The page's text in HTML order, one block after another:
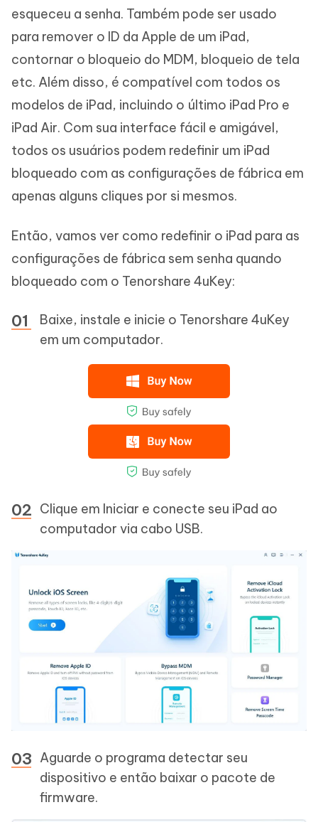
esqueceu a senha. Também pode ser usado
para remover o ID da Apple de um iPad,
contornar o bloqueio do MDM, bloqueio de tela
etc. Além disso, é compatível com todos os
modelos de iPad, incluindo o último iPad Pro e
iPad Air. Com sua interface fácil e amigável,
todos os usuários podem redefinir um iPad
bloqueado com as configurações de fábrica em
apenas alguns cliques por si mesmos.
Então, vamos ver como redefinir o iPad para as
configurações de fábrica sem senha quando
bloqueado com o Tenorshare 4uKey:
Baixe, instale e inicie o Tenorshare 4uKey
em um computador.
Clique em Iniciar e conecte seu iPad ao
computador via cabo USB.
Aguarde o programa detectar seu
dispositivo e então baixar o pacote de
firmware.